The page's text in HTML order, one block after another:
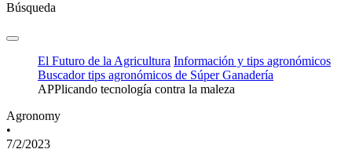
Búsqueda
El Futuro de la Agricultura Información y tips agronómicos
Buscador tips agronómicos de Súper Ganadería
APPlicando tecnología contra la maleza
Agronomy
•
7/2/2023